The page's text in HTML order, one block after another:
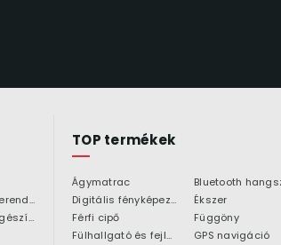
Bútor és lakberendezés
Ékszer és kiegészítő
TOP termékek
Ágymatrac
Digitális fényképezőgép
Ékszer
Férfi cipő
Függöny
Fülhallgató és fejlhallgató
GPS navigáció